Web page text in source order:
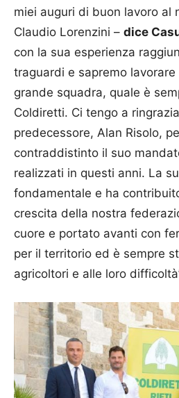
miei auguri di buon lavoro al
Claudio Lorenzini – dice
con la sua esperienza
traguardi e sapremo
grande squadra, quale è
Coldiretti. Ci tengo a
predecessore, Alan Risolo,
contraddistinto il suo
realizzati in questi anni. La
fondamentale e ha
crescita della nostra
cuore e portato avanti con
per il territorio ed è sempre
agricoltori e alle loro